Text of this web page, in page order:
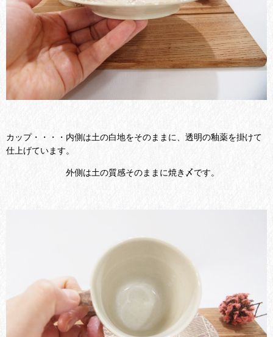
カップ・・・・内側は土の白地をそのままに、透明の釉薬を掛けて
仕上げています。
外側は土の質感そのままに焼き〆です。